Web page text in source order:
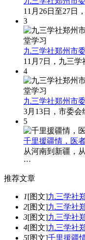
11月26日至27日
3
九三学社郑州市委
11月7日，九三学
4
九三学社郑州市委
3月13日，市委会
5
千里援疆情，医者
从河南到新疆，
···
推荐文章
1[图文]九三学社
2[图文]九三学社
3[图文]九三学社
4[图文]九三学社
5[图文]千里援疆